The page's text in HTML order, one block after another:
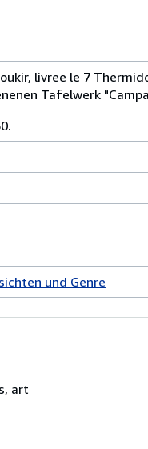
livree le 7
Tafelwerk
und Genre
art